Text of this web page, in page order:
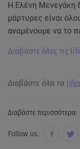
Η Ελένη Μενεγάκη
μάρτυρες είναι
αναμένουμε να το
Διαβάστε όλες τις
Διαβάστε όλα τα
Διαβάστε περισσότερα:
Follow us: